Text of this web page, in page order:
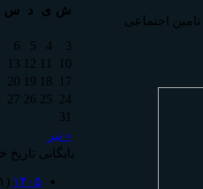
اجتماعی
ش ی د س
« تیر
3
4
5
6
10
11
12
13
17
18
19
20
24
25
26
27
31
بایگانی
۱۴۰۵ (۱)